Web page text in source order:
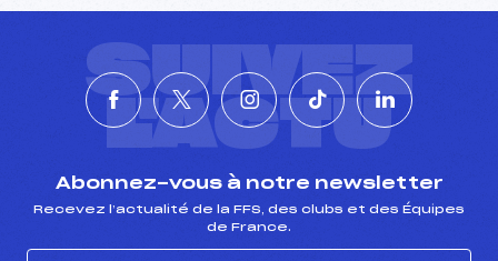
SUIVEZ
L'ACTU
Abonnez-vous à notre newsletter
Recevez l’actualité de la FFS, des clubs et des Équipes
de France.